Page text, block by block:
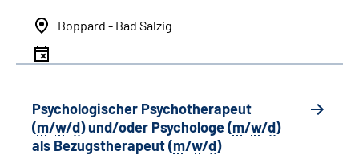
Boppard - Bad Salzig
Psychologischer Psychotherapeut
(m/w/d) und/oder Psychologe (m/w/d)
als Bezugstherapeut (m/w/d)